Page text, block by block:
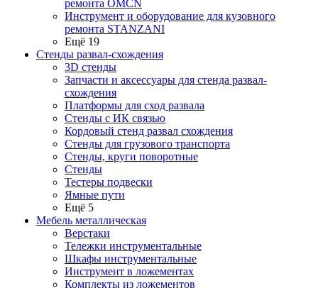
ремонта OMCN
Инструмент и оборудование для кузовного
ремонта STANZANI
Ещё 19
Стенды развал-схождения
3D стенды
Запчасти и аксессуары для стенда развал-
схождения
Платформы для сход развала
Стенды с ИК связью
Кордовый стенд развал схождения
Стенды для грузового транспорта
Стенды, круги поворотные
Стенды
Тестеры подвески
Ямные пути
Ещё 5
Мебель металлическая
Верстаки
Тележки инструментальные
Шкафы инструментальные
Инструмент в ложементах
Комплекты из ложементов